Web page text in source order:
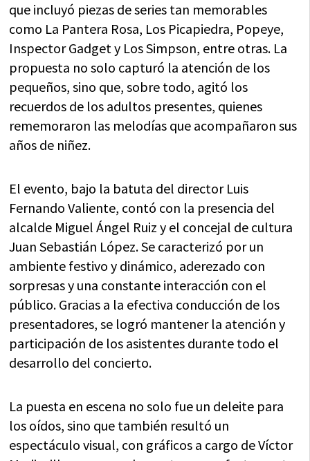
que incluyó piezas de series tan memorables
como La Pantera Rosa, Los Picapiedra, Popeye,
Inspector Gadget y Los Simpson, entre otras. La
propuesta no solo capturó la atención de los
pequeños, sino que, sobre todo, agitó los
recuerdos de los adultos presentes, quienes
rememoraron las melodías que acompañaron sus
años de niñez.
El evento, bajo la batuta del director Luis
Fernando Valiente, contó con la presencia del
alcalde Miguel Ángel Ruiz y el concejal de cultura
Juan Sebastián López. Se caracterizó por un
ambiente festivo y dinámico, aderezado con
sorpresas y una constante interacción con el
público. Gracias a la efectiva conducción de los
presentadores, se logró mantener la atención y
participación de los asistentes durante todo el
desarrollo del concierto.
La puesta en escena no solo fue un deleite para
los oídos, sino que también resultó un
espectáculo visual, con gráficos a cargo de Víctor